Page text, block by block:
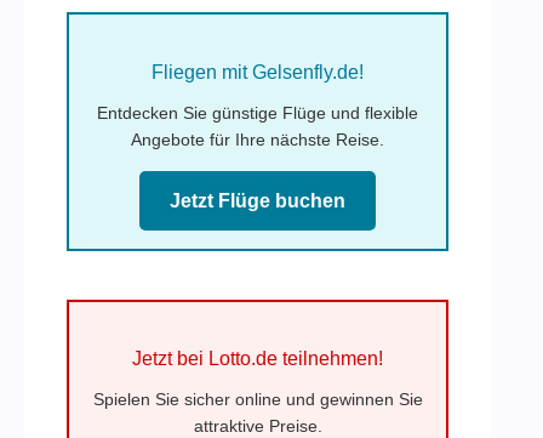
Fliegen mit Gelsenfly.de!
Entdecken Sie günstige Flüge und flexible
Angebote für Ihre nächste Reise.
Jetzt Flüge buchen
Jetzt bei Lotto.de teilnehmen!
Spielen Sie sicher online und gewinnen Sie
attraktive Preise.